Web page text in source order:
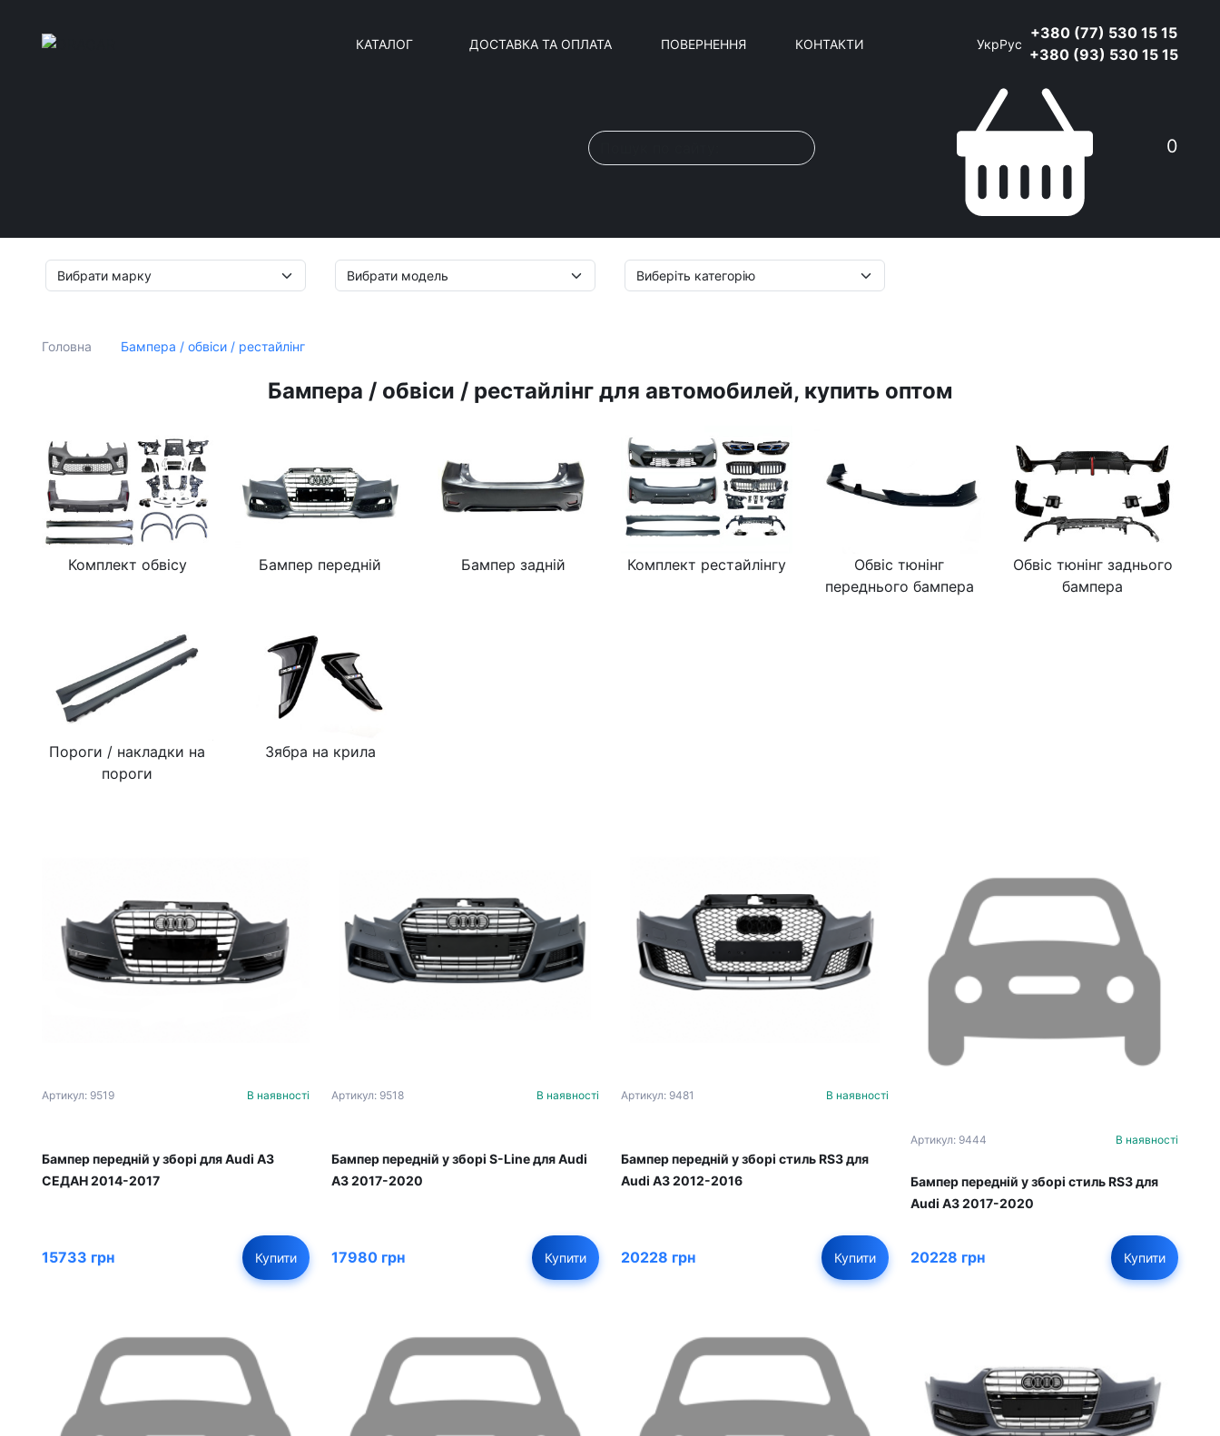
КАТАЛОГ ДОСТАВКА ТА ОПЛАТА ПОВЕРНЕННЯ КОНТАКТИ УкрРус
+380 (77) 530 15 15
+380 (93) 530 15 15
0
Головна Бампера / обвіси / рестайлінг
Бампера / обвіси / рестайлінг для автомобилей, купить оптом
Комплект обвісу Бампер передній Бампер задній Комплект рестайлінгу
Обвіс тюнінг
переднього бампера
Обвіс тюнінг заднього
бампера
Пороги / накладки на
пороги
Зябра на крила
Артикул: 9519 В наявності
Бампер передній у зборі для Audi A3
СЕДАН 2014-2017
15733 грн Купити
Артикул: 9518 В наявності
Бампер передній у зборі S-Line для Audi
A3 2017-2020
17980 грн Купити
Артикул: 9481 В наявності
Бампер передній у зборі стиль RS3 для
Audi A3 2012-2016
20228 грн Купити
Артикул: 9444 В наявності
Бампер передній у зборі стиль RS3 для
Audi A3 2017-2020
20228 грн Купити